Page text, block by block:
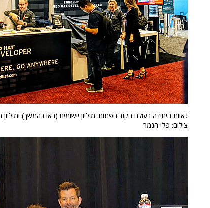
גאוות היחידה בעולם הקוד הפתוח: מיליון יישומים (ראו בהמשך)
צילום: פלי הנמר